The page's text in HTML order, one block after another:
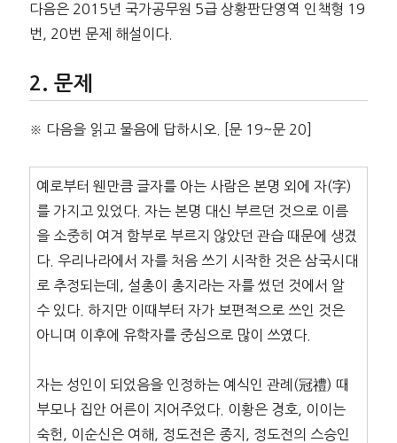
다음은 2015년 국가공무원 5급 상황판단영역 인책형 19
번, 20번 문제 해설이다.
문제
※ 다음을 읽고 물음에 답하시오. [문 19~문 20]
예로부터 웬만큼 글자를 아는 사람은 본명 외에 자(字)
를 가지고 있었다. 자는 본명 대신 부르던 것으로 이름
을 소중히 여겨 함부로 부르지 않았던 관습 때문에 생겼
다. 우리나라에서 자를 처음 쓰기 시작한 것은 삼국시대
로 추정되는데, 설총이 총지라는 자를 썼던 것에서 알
수 있다. 하지만 이때부터 자가 보편적으로 쓰인 것은
아니며 이후에 유학자를 중심으로 많이 쓰였다.
자는 성인이 되었음을 인정하는 예식인 관례(冠禮) 때
부모나 집안 어른이 지어주었다. 이황은 경호, 이이는
숙헌, 이순신은 여해, 정도전은 종지, 정도전의 스승인